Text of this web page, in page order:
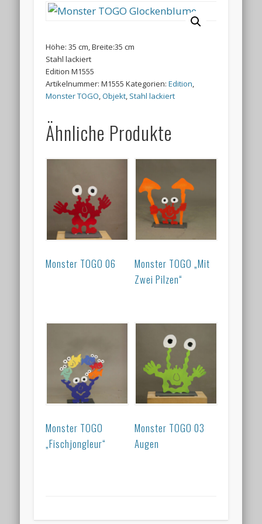
Höhe: 35 cm, Breite:35 cm
Stahl lackiert
Edition M1555
Artikelnummer:M1555 Kategorien:Edition,
Monster TOGO,Objekt, Stahl lackiert
Ähnliche Produkte
Monster TOGO 06
Monster TOGO „Mit
Zwei Pilzen“
Monster TOGO
„Fischjongleur“
Monster TOGO 03
Augen